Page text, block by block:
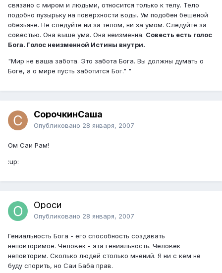
связано с миром и людьми, относится только к телу. Тело
подобно пузырьку на поверхности воды. Ум подобен бешеной
обезьяне. Не следуйте ни за телом, ни за умом. Следуйте за
совестью. Она выше ума. Она неизменна. Совесть есть голос
Бога. Голос неизменной Истины внутри.
"Мир не ваша забота. Это забота Бога. Вы должны думать о
Боге, а о мире пусть заботится Бог." "
СорочкинСаша
Опубликовано 28 января, 2007
Ом Саи Рам!
:up:
Ороси
Опубликовано 28 января, 2007
Гениальность Бога - его способность создавать
неповторимое. Человек - эта гениальность. Человек
неповторим. Сколько людей столько мнений. Я ни с кем не
буду спорить, но Саи Баба прав.